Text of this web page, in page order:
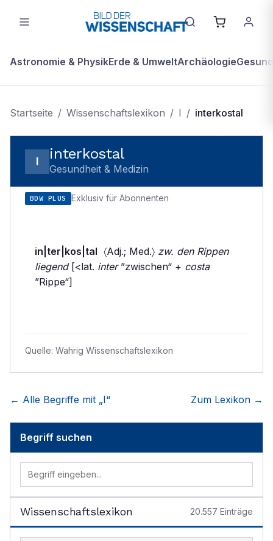
Astronomie & PhysikErde & UmweltArchäologie
Startseite / Wissenschaftslexikon / I / interkostal
I interkostal
Gesundheit & Medizin
BDW PLUS Exklusiv für Abonnenten
in|ter|kos|tal 〈Adj.; Med.〉 zw. den Rippen
liegend[<lat. inter”zwischen“ + costa
”Rippe“]
Quelle: Wahrig Wissenschaftslexikon
← Alle Begriffe mit „I“ Zum Lexikon →
Begriff suchen
Wissenschaftslexikon 20.557 Einträge